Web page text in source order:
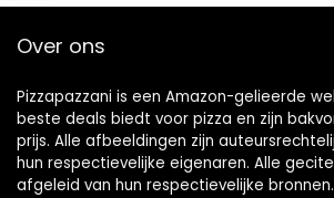
Over ons
Pizzapazzani is een Amazon-gelieerde
beste deals biedt voor pizza en zijn
prijs. Alle afbeeldingen zijn
hun respectievelijke eigenaren. Alle
afgeleid van hun respectievelijke bronnen.